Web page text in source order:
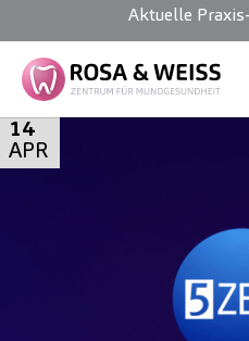
Zum Hauptinhalt springen
Aktuelle
14
APR